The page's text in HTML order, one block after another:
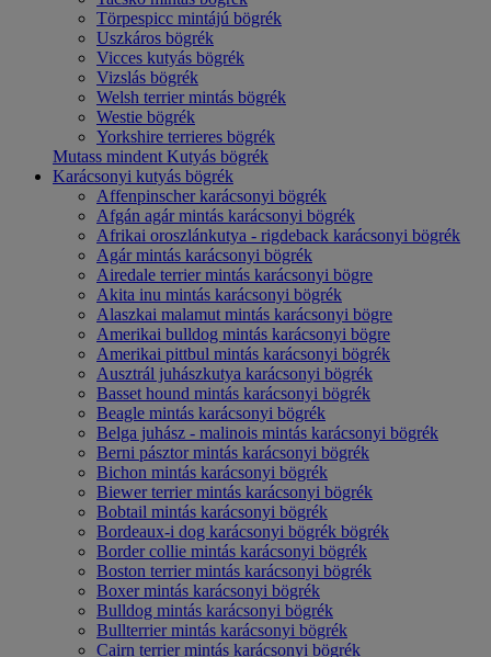
Törpespicc mintájú bögrék
Uszkáros bögrék
Vicces kutyás bögrék
Vizslás bögrék
Welsh terrier mintás bögrék
Westie bögrék
Yorkshire terrieres bögrék
Mutass mindent Kutyás bögrék
Karácsonyi kutyás bögrék
Affenpinscher karácsonyi bögrék
Afgán agár mintás karácsonyi bögrék
Afrikai oroszlánkutya - rigdeback karácsonyi bögrék
Agár mintás karácsonyi bögrék
Airedale terrier mintás karácsonyi bögre
Akita inu mintás karácsonyi bögrék
Alaszkai malamut mintás karácsonyi bögre
Amerikai bulldog mintás karácsonyi bögre
Amerikai pittbul mintás karácsonyi bögrék
Ausztrál juhászkutya karácsonyi bögrék
Basset hound mintás karácsonyi bögrék
Beagle mintás karácsonyi bögrék
Belga juhász - malinois mintás karácsonyi bögrék
Berni pásztor mintás karácsonyi bögrék
Bichon mintás karácsonyi bögrék
Biewer terrier mintás karácsonyi bögrék
Bobtail mintás karácsonyi bögrék
Bordeaux-i dog karácsonyi bögrék bögrék
Border collie mintás karácsonyi bögrék
Boston terrier mintás karácsonyi bögrék
Boxer mintás karácsonyi bögrék
Bulldog mintás karácsonyi bögrék
Bullterrier mintás karácsonyi bögrék
Cairn terrier mintás karácsonyi bögrék